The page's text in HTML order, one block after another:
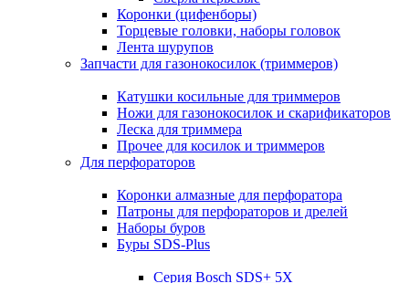
Коронки (цифенборы)
Торцевые головки, наборы головок
Лента шурупов
Запчасти для газонокосилок (триммеров)
Катушки косильные для триммеров
Ножи для газонокосилок и скарификаторов
Леска для триммера
Прочее для косилок и триммеров
Для перфораторов
Коронки алмазные для перфоратора
Патроны для перфораторов и дрелей
Наборы буров
Буры SDS-Plus
Серия Bosch SDS+ 5X